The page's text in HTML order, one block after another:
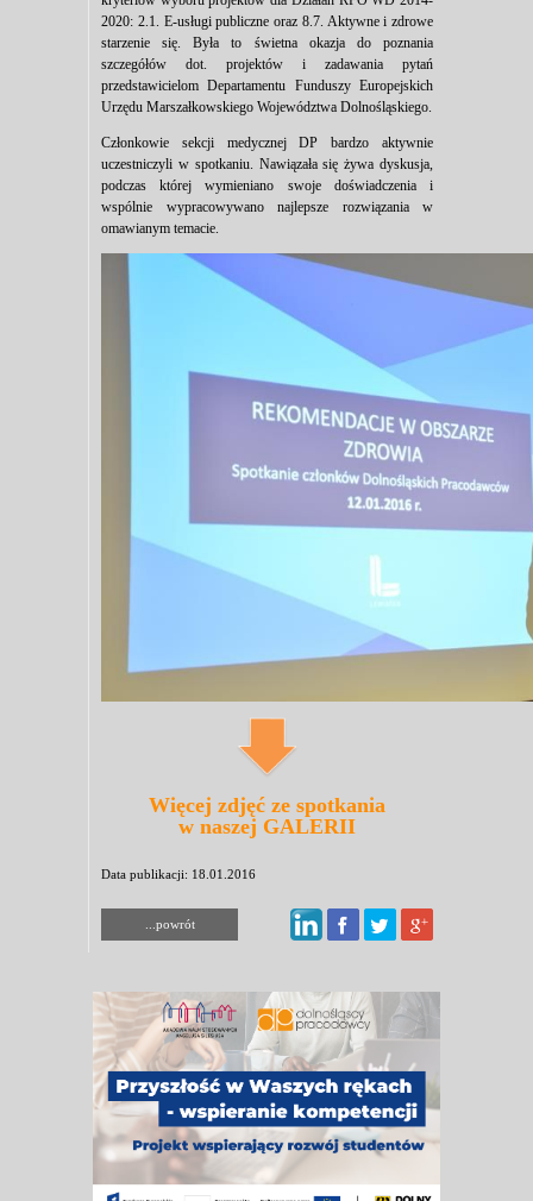
2020: 2.1. E-usługi publiczne oraz 8.7. Aktywne i zdrowe
starzenie się. Była to świetna okazja do poznania
szczegółów dot. projektów i zadawania pytań
przedstawicielom Departamentu Funduszy Europejskich
Urzędu Marszałkowskiego Województwa Dolnośląskiego.
Członkowie sekcji medycznej DP bardzo aktywnie
uczestniczyli w spotkaniu. Nawiązała się żywa dyskusja,
podczas której wymieniano swoje doświadczenia i
wspólnie wypracowywano najlepsze rozwiązania w
omawianym temacie.
Więcej zdjęć ze spotkania
w naszej GALERII
Data publikacji: 18.01.2016
...powrót